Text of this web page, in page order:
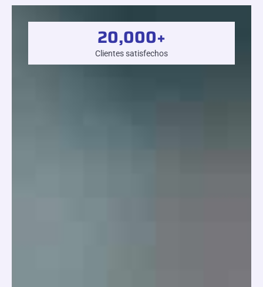
Clientes satisfechos
20,000+